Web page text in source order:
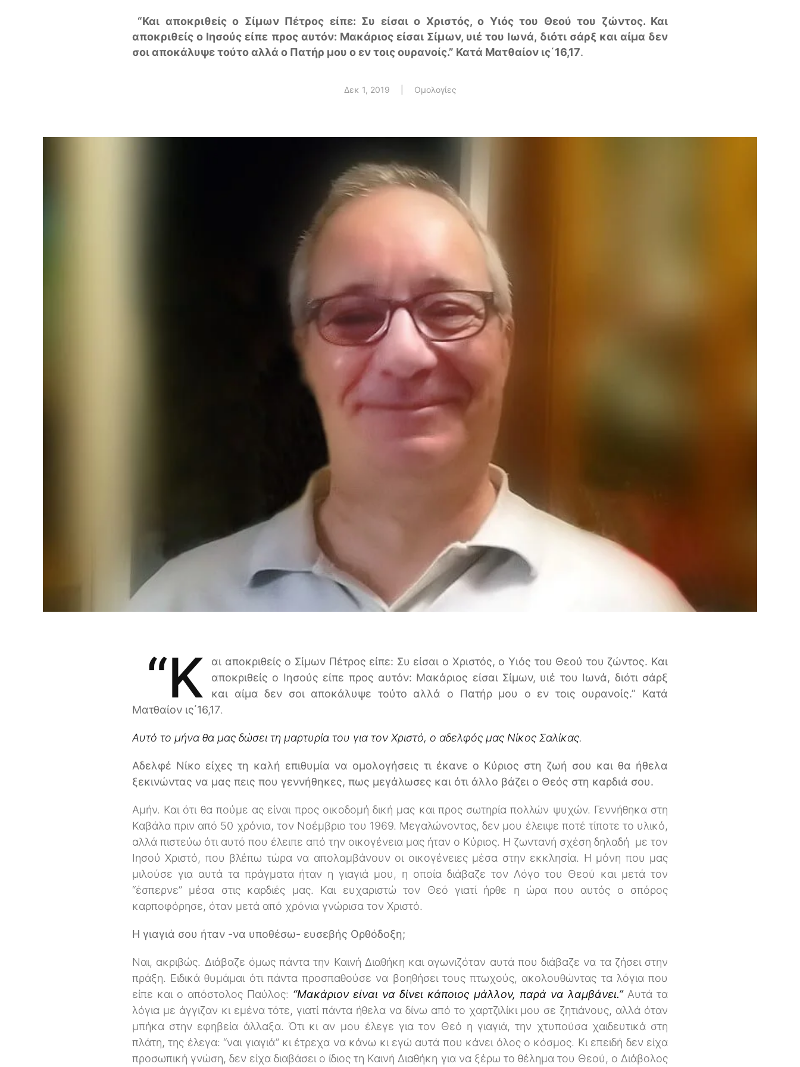
“Και αποκριθείς ο Σίμων Πέτρος είπε: Συ είσαι ο Χριστός, ο Υιός του Θεού του ζώντος. Και
αποκριθείς ο Ιησούς είπε προς αυτόν: Μακάριος είσαι Σίμων, υιέ του Ιωνά, διότι σάρξ και αίμα δεν
σοι αποκάλυψε τούτο αλλά ο Πατήρ μου ο εν τοις ουρανοίς.” Κατά Ματθαίον ις΄16,17.
Δεκ 1, 2019 Ομολογίες
“Κ
αι αποκριθείς ο Σίμων Πέτρος είπε: Συ είσαι ο Χριστός, ο Υιός του Θεού του ζώντος. Και
αποκριθείς ο Ιησούς είπε προς αυτόν: Μακάριος είσαι Σίμων, υιέ του Ιωνά, διότι σάρξ
και αίμα δεν σοι αποκάλυψε τούτο αλλά ο Πατήρ μου ο εν τοις ουρανοίς.” Κατά
Ματθαίον ις΄16,17.
Αυτό το μήνα θα μας δώσει τη μαρτυρία του για τον Χριστό, ο αδελφός μας Νίκος Σαλίκας.
Αδελφέ Νίκο είχες τη καλή επιθυμία να ομολογήσεις τι έκανε ο Κύριος στη ζωή σου και θα ήθελα
ξεκινώντας να μας πεις που γεννήθηκες, πως μεγάλωσες και ότι άλλο βάζει ο Θεός στη καρδιά σου.
Αμήν. Και ότι θα πούμε ας είναι προς οικοδομή δική μας και προς σωτηρία πολλών ψυχών. Γεννήθηκα στη
Καβάλα πριν από 50 χρόνια, τον Νοέμβριο του 1969. Μεγαλώνοντας, δεν μου έλειψε ποτέ τίποτε το υλικό,
αλλά πιστεύω ότι αυτό που έλειπε από την οικογένεια μας ήταν ο Κύριος. Η ζωντανή σχέση δηλαδή με τον
Ιησού Χριστό, που βλέπω τώρα να απολαμβάνουν οι οικογένειες μέσα στην εκκλησία. Η μόνη που μας
μιλούσε για αυτά τα πράγματα ήταν η γιαγιά μου, η οποία διάβαζε τον Λόγο του Θεού και μετά τον
“έσπερνε” μέσα στις καρδιές μας. Και ευχαριστώ τον Θεό γιατί ήρθε η ώρα που αυτός ο σπόρος
καρποφόρησε, όταν μετά από χρόνια γνώρισα τον Χριστό.
Η γιαγιά σου ήταν -να υποθέσω- ευσεβής Ορθόδοξη;
Ναι, ακριβώς. Διάβαζε όμως πάντα την Καινή Διαθήκη και αγωνιζόταν αυτά που διάβαζε να τα ζήσει στην
πράξη. Ειδικά θυμάμαι ότι πάντα προσπαθούσε να βοηθήσει τους πτωχούς, ακολουθώντας τα λόγια που
είπε και ο απόστολος Παύλος: “Μακάριον είναι να δίνει κάποιος μάλλον, παρά να λαμβάνει.”Αυτά τα
λόγια με άγγιζαν κι εμένα τότε, γιατί πάντα ήθελα να δίνω από το χαρτζιλίκι μου σε ζητιάνους, αλλά όταν
μπήκα στην εφηβεία άλλαξα. Ότι κι αν μου έλεγε για τον Θεό η γιαγιά, την χτυπούσα χαιδευτικά στη
πλάτη, της έλεγα: “ναι γιαγιά” κι έτρεχα να κάνω κι εγώ αυτά που κάνει όλος ο κόσμος. Κι επειδή δεν είχα
προσωπική γνώση, δεν είχα διαβάσει ο ίδιος τη Καινή Διαθήκη για να ξέρω το θέλημα του Θεού, ο Διάβολος